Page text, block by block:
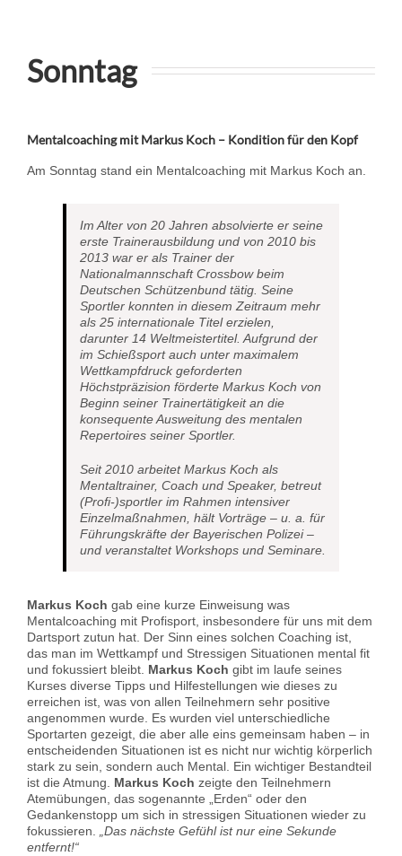
Sonntag
Mentalcoaching mit Markus Koch – Kondition für den Kopf
Am Sonntag stand ein Mentalcoaching mit Markus Koch an.
Im Alter von 20 Jahren absolvierte er seine
erste Trainerausbildung und von 2010 bis
2013 war er als Trainer der
Nationalmannschaft Crossbow beim
Deutschen Schützenbund tätig. Seine
Sportler konnten in diesem Zeitraum mehr
als 25 internationale Titel erzielen,
darunter 14 Weltmeistertitel. Aufgrund der
im Schießsport auch unter maximalem
Wettkampfdruck geforderten
Höchstpräzision förderte Markus Koch von
Beginn seiner Trainertätigkeit an die
konsequente Ausweitung des mentalen
Repertoires seiner Sportler.
Seit 2010 arbeitet Markus Koch als
Mentaltrainer, Coach und Speaker, betreut
(Profi-)sportler im Rahmen intensiver
Einzelmaßnahmen, hält Vorträge – u. a. für
Führungskräfte der Bayerischen Polizei –
und veranstaltet Workshops und Seminare.
Markus Koch gab eine kurze Einweisung was
Mentalcoaching mit Profisport, insbesondere für uns mit dem
Dartsport zutun hat. Der Sinn eines solchen Coaching ist,
das man im Wettkampf und Stressigen Situationen mental fit
und fokussiert bleibt. Markus Koch gibt im laufe seines
Kurses diverse Tipps und Hilfestellungen wie dieses zu
erreichen ist, was von allen Teilnehmern sehr positive
angenommen wurde. Es wurden viel unterschiedliche
Sportarten gezeigt, die aber alle eins gemeinsam haben – in
entscheidenden Situationen ist es nicht nur wichtig körperlich
stark zu sein, sondern auch Mental. Ein wichtiger Bestandteil
ist die Atmung. Markus Koch zeigte den Teilnehmern
Atemübungen, das sogenannte „Erden“ oder den
Gedankenstopp um sich in stressigen Situationen wieder zu
fokussieren.
„Das nächste Gefühl ist nur eine Sekunde
entfernt!“